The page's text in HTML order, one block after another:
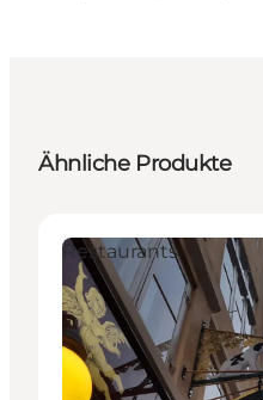
Ähnliche Produkte
Restaurants